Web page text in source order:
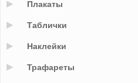
Плакаты
Таблички
Наклейки
Трафареты